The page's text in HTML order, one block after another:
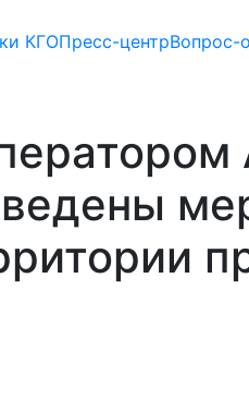
КГОПресс-центрВопрос-